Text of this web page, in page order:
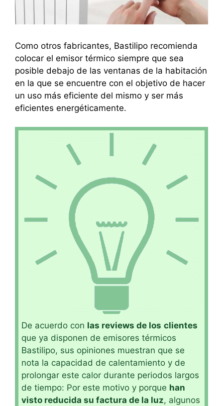
Como otros fabricantes, Bastilipo recomienda
colocar el emisor térmico siempre que sea
posible debajo de las ventanas de la habitación
en la que se encuentre con el objetivo de hacer
un uso más eficiente del mismo y ser más
eficientes energéticamente.
De acuerdo con las reviews de los clientes
que ya disponen de emisores térmicos
Bastilipo, sus opiniones muestran que se
nota la capacidad de calentamiento y de
prolongar este calor durante periodos largos
de tiempo: Por este motivo y porque han
visto reducida su factura de la luz, algunos